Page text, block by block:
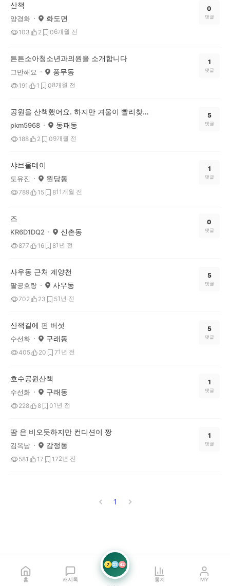
산책
양경화 화도면
103 2 06개월 전
0
댓글
튼튼소아청소년과의원을 소개합니다
그만해요 풍무동
191 1 08개월 전
1
댓글
공원을 산책했어요. 하지만 겨울이 빨리찾아왔내요
pkm5968 동패동
188 2 09개월 전
5
댓글
샤브올데이
도유진 원당동
789 15 811개월 전
1
댓글
즈
KR6D1DQ2 신촌동
877 16 81년 전
0
댓글
사우동 근처 계양천
팔공호랑 사우동
702 23 51년 전
5
댓글
산책길에 핀 버섯
수선화 구래동
405 20 71년 전
5
댓글
호수공원산책
수선화 구래동
228 8 01년 전
1
댓글
땀 은 비오듯하지만 컨디션이 짱
김옥남 감정동
581 17 172년 전
1
댓글
1
홈 캐시톡
7 21 42
통계 MY